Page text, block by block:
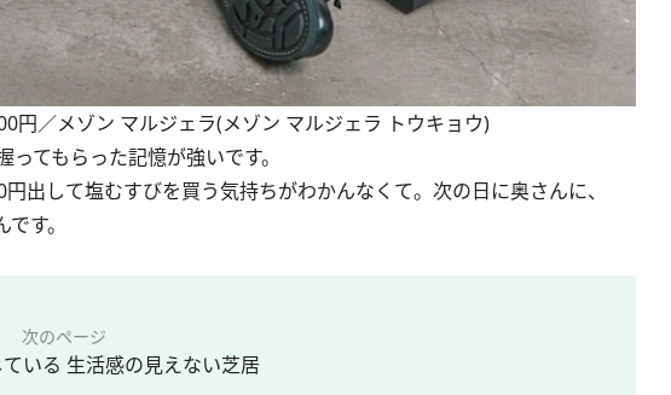
円／メゾン マルジェラ(メゾン マルジェラ トウキョウ)
てもらった記憶が強いです。
して塩むすびを買う気持ちがわかんなくて。次の日に奥さんに、
す。
次のページ
いる 生活感の見えない芝居